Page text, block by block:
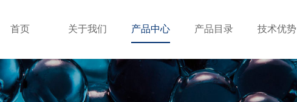
首页 关于我们 产品中心 产品目录 技术优势